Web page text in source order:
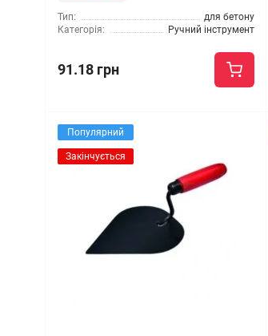
Тип:
для бетону
Категорія:
Ручний інструмент
91.18 грн
Популярний
Закінчується